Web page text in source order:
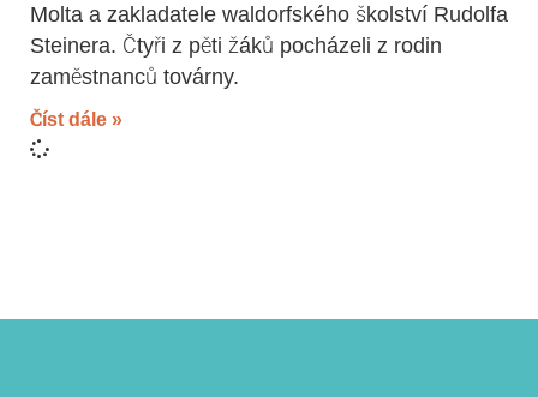
Molta a zakladatele waldorfského školství Rudolfa
Steinera. Čtyři z pěti žáků pocházeli z rodin
zaměstnanců továrny.
Číst dále »